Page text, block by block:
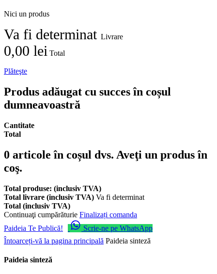
Nici un produs
Va fi determinat Livrare
0,00 lei Total
Plăteşte
Produs adăugat cu succes în coșul
dumneavoastră
Cantitate
Total
0 articole în coșul dvs. Aveţi un produs în
coş.
Total produse: (inclusiv TVA)
Total livrare (inclusiv TVA) Va fi determinat
Total (inclusiv TVA)
Continuaţi cumpărăturie Finalizați comanda
Paideia Te Publică!
Scrie-ne pe WhatsApp
Întoarceți-vă la pagina principală Paideia sinteză
Paideia sinteză